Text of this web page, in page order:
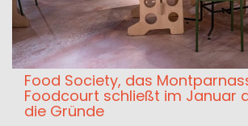
Food Society, das
Foodcourt schließt im Januar
die Gründe